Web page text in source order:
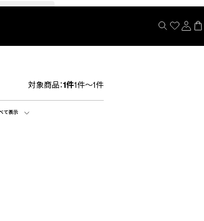
対象商品：1件1件～1件
て表示